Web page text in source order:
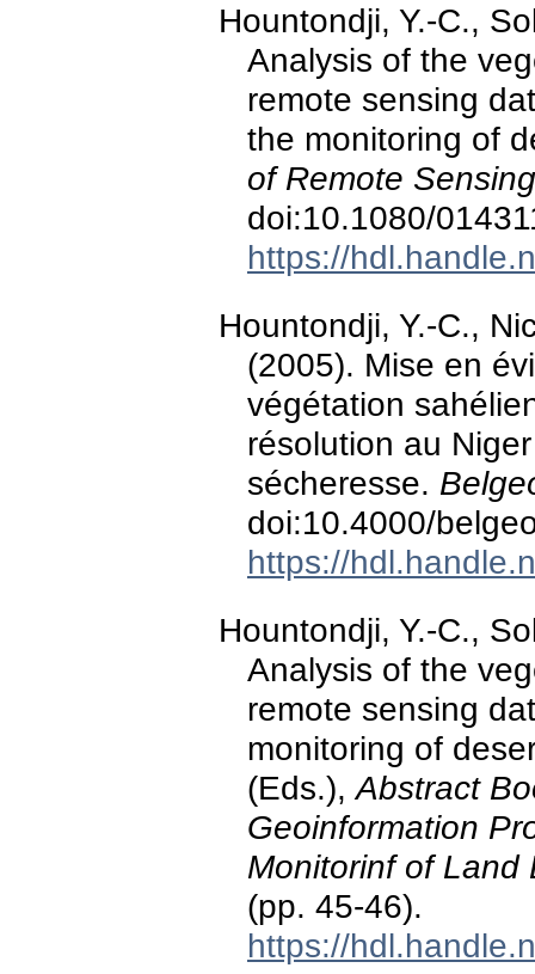
Hountondji, Y.-C.,
Analysis of the
remote sensing
the monitoring of
of Remote
doi:10.1080/
https://
Hountondji, Y.-C.,
(2005). Mise en
végétation
résolution au
sécheresse.
doi:10.4000/
https://
Hountondji, Y.-C.,
Analysis of the
remote sensing
monitoring of
(Eds.),Abstract
Geoinformation
Monitorinf of Land
(pp. 45-46).
https://